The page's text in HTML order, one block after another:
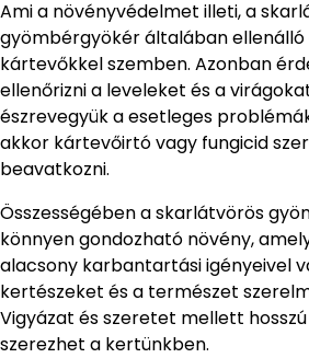
Ami a növényvédelmet illeti, a
gyömbérgyökér általában
kártevőkkel szemben. Azonban
ellenőrizni a leveleket és a
észrevegyük a esetleges
akkor kártevőirtó vagy fungicid
beavatkozni.
Összességében a skarlátvörös
könnyen gondozható növény,
alacsony karbantartási igényeivel
kertészeket és a természet
Vigyázat és szeretet mellett
szerezhet a kertünkben.